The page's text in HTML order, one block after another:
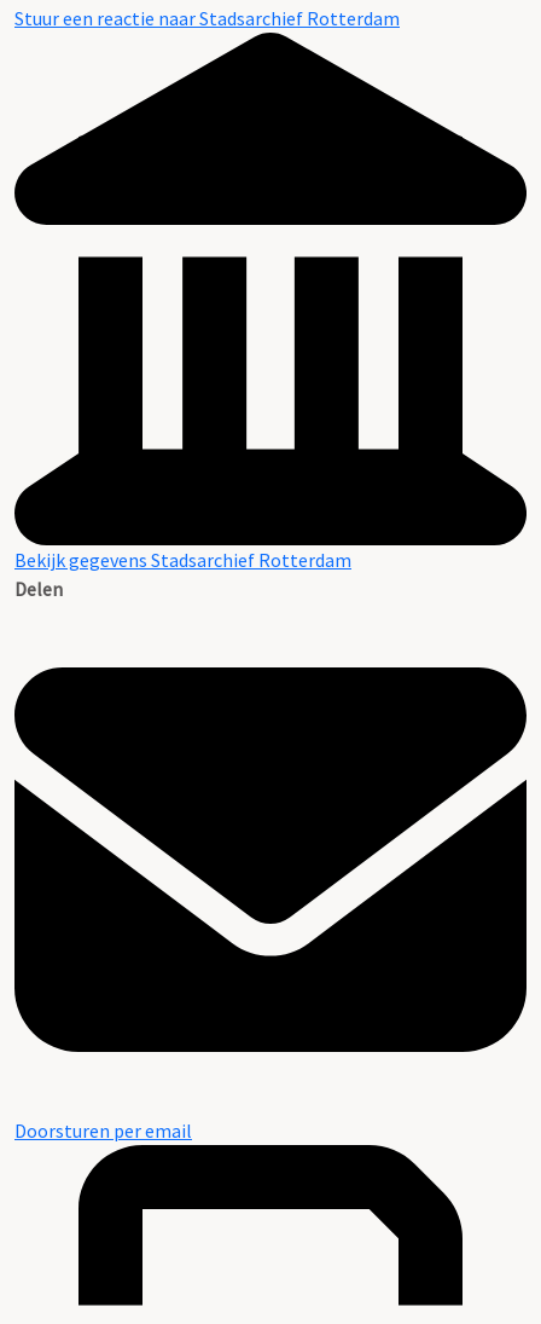
Stuur een reactie naar Stadsarchief Rotterdam
Bekijk gegevens Stadsarchief Rotterdam
Delen
Doorsturen per email